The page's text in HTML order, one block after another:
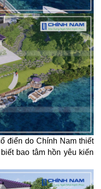
điển do Chính Nam thiết
bao tâm hồn yêu kiến